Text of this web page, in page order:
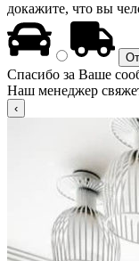
докажите, что вы
Спасибо за Ваше
Наш менеджер